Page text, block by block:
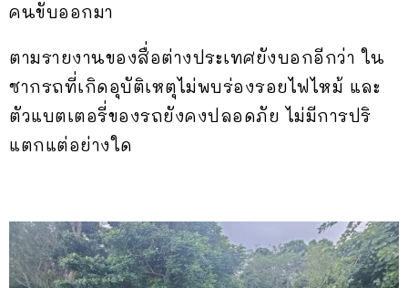
คนขับออกมา
ตามรายงานของสื่อต่างประเทศยังบอกอีกว่า ใน
ซากรถที่เกิดอุบัติเหตุไม่พบร่องรอยไฟไหม้ และ
ตัวแบตเตอรี่ของรถยังคงปลอดภัย ไม่มีการปริ
แตกแต่อย่างใด